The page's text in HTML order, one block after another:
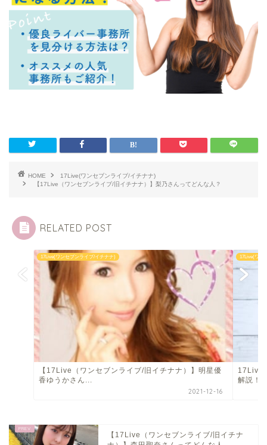
HOME
17Live(ワンセブンライブ/イチナナ)
【17Live（ワンセブンライブ/旧イチナナ）】梨乃さんってどんな人？
RELATED POST
17Live(ワンセブンライブ/イチナナ)
【17Live（ワンセブンライブ/旧イチナナ）】明星優
香ゆうかさん...
2021-12-16
17Live(ワン
17Live(
解説！
【17Live（ワンセブンライブ/旧イチナ